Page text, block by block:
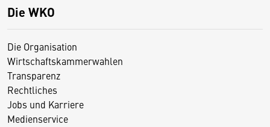
Die WKO
Die Organisation
Wirtschaftskammerwahlen
Transparenz
Rechtliches
Jobs und Karriere
Medienservice